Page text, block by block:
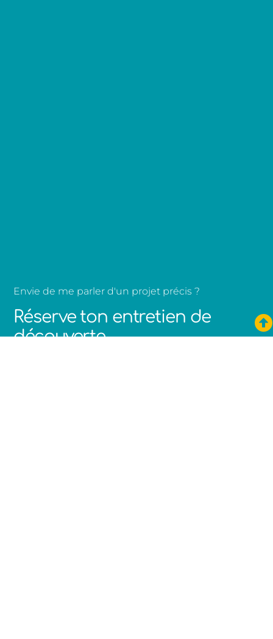
Envie de me parler d'un projet précis ?
Réserve ton entretien de
découverte